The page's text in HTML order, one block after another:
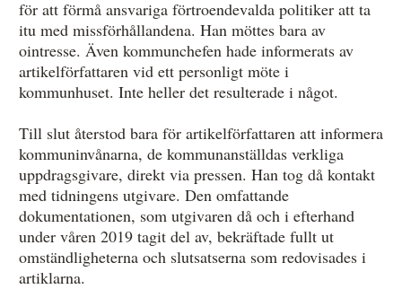
för att förmå ansvariga förtroendevalda politiker att ta
itu med missförhållandena. Han möttes bara av
ointresse. Även kommunchefen hade informerats av
artikelförfattaren vid ett personligt möte i
kommunhuset. Inte heller det resulterade i något.
Till slut återstod bara för artikelförfattaren att informera
kommuninvånarna, de kommunanställdas verkliga
uppdragsgivare, direkt via pressen. Han tog då kontakt
med tidningens utgivare. Den omfattande
dokumentationen, som utgivaren då och i efterhand
under våren 2019 tagit del av, bekräftade fullt ut
omständligheterna och slutsatserna som redovisades i
artiklarna.